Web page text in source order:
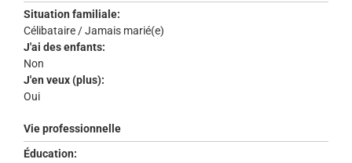
Situation familiale:
Célibataire / Jamais marié(e)
J'ai des enfants:
Non
J'en veux (plus):
Oui
Vie professionnelle
Éducation: